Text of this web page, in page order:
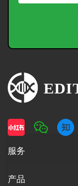
服务
产品